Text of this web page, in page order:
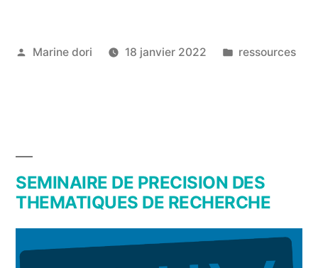
Marine dori 18 janvier 2022 ressources
SEMINAIRE DE PRECISION DES
THEMATIQUES DE RECHERCHE